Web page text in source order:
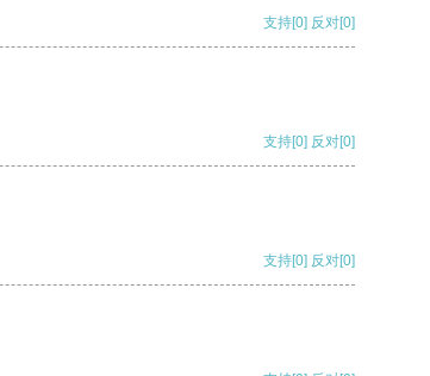
支持[0] 反对[0]
支持[0] 反对[0]
支持[0] 反对[0]